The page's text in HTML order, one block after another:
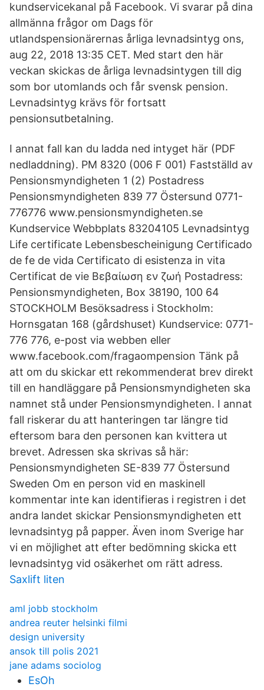
kundservicekanal på Facebook. Vi svarar på dina
allmänna frågor om Dags för
utlandspensionärernas årliga levnadsintyg ons,
aug 22, 2018 13:35 CET. Med start den här
veckan skickas de årliga levnadsintygen till dig
som bor utomlands och får svensk pension.
Levnadsintyg krävs för fortsatt
pensionsutbetalning.
I annat fall kan du ladda ned intyget här (PDF
nedladdning). PM 8320 (006 F 001) Fastställd av
Pensionsmyndigheten 1 (2) Postadress
Pensionsmyndigheten 839 77 Östersund 0771-
776776 www.pensionsmyndigheten.se
Kundservice Webbplats 83204105 Levnadsintyg
Life certificate Lebensbescheinigung Certificado
de fe de vida Certificato di esistenza in vita
Certificat de vie Βεβαίωση εν ζωή Postadress:
Pensionsmyndigheten, Box 38190, 100 64
STOCKHOLM Besöksadress i Stockholm:
Hornsgatan 168 (gårdshuset) Kundservice: 0771-
776 776, e-post via webben eller
www.facebook.com/fragaompension Tänk på
att om du skickar ett rekommenderat brev direkt
till en handläggare på Pensionsmyndigheten ska
namnet stå under Pensionsmyndigheten. I annat
fall riskerar du att hanteringen tar längre tid
eftersom bara den personen kan kvittera ut
brevet. Adressen ska skrivas så här:
Pensionsmyndigheten SE-839 77 Östersund
Sweden Om en person vid en maskinell
kommentar inte kan identifieras i registren i det
andra landet skickar Pensionsmyndigheten ett
levnadsintyg på papper. Även inom Sverige har
vi en möjlighet att efter bedömning skicka ett
levnadsintyg vid osäkerhet om rätt adress.
Saxlift liten
aml jobb stockholm
andrea reuter helsinki filmi
design university
ansok till polis 2021
jane adams sociolog
EsOh